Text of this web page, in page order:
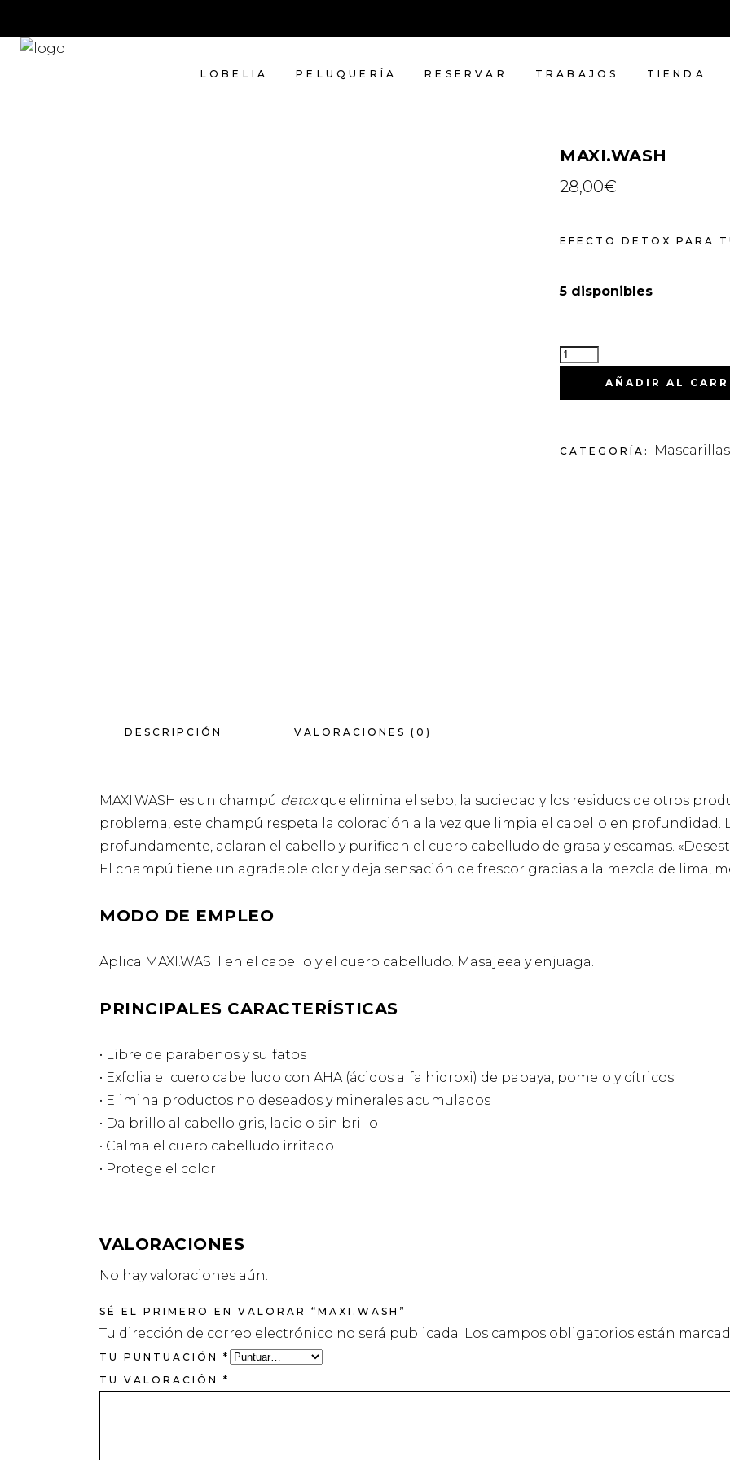
LOBELIA PELUQUERÍA RESERVAR TRABAJOS TIENDA
MAXI.WASH
28,00€
EFECTO DETOX PARA
5 disponibles
AÑADIR AL
CATEGORÍA: Mascarillas
DESCRIPCIÓN VALORACIONES (0)
MAXI.WASH es un champú detoxque elimina el sebo, la suciedad y los residuos de otros
problema, este champú respeta la coloración a la vez que limpia el cabello en profundidad.
profundamente, aclaran el cabello y purifican el cuero cabelludo de grasa y escamas.
El champú tiene un agradable olor y deja sensación de frescor gracias a la mezcla de lima,
MODO DE EMPLEO
Aplica MAXI.WASH en el cabello y el cuero cabelludo. Masajeea y enjuaga.
PRINCIPALES CARACTERÍSTICAS
• Libre de parabenos y sulfatos
• Exfolia el cuero cabelludo con AHA (ácidos alfa hidroxi) de papaya, pomelo y cítricos
• Elimina productos no deseados y minerales acumulados
• Da brillo al cabello gris, lacio o sin brillo
• Calma el cuero cabelludo irritado
• Protege el color
VALORACIONES
No hay valoraciones aún.
SÉ EL PRIMERO EN VALORAR “MAXI.WASH”
Tu dirección de correo electrónico no será publicada. Los campos obligatorios están
TU PUNTUACIÓN *
TU VALORACIÓN *